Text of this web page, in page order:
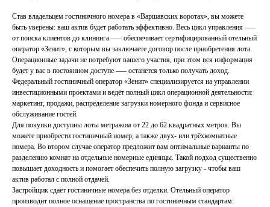
Став владельцем гостиничного номера в «Варшавских воротах», вы можете
быть уверены: ваш актив будет работать эффективно. Весь цикл управления —–
от поиска клиентов до клининга —– обеспечивает сертифицированный отельный
оператор «Зенит», с которым вы заключаете договор после приобретения лота.
Операционные задачи не потребуют вашего участия, при этом вся информация
будет у вас в постоянном доступе —– останется только получать доход.
Федеральный гостиничный оператор «Зенит» специализируется на управлении
инвестиционными проектами и ведёт полный цикл операционной деятельности:
маркетинг, продажи, распределение загрузки номерного фонда и сервисное
обслуживание гостей.
Для покупки доступны лоты метражом от 22 до 62 квадратных метров. Вы
можете приобрести гостиничный номер, а также двух- или трёхкомнатные
номера. Во втором случае оператор предложит вам оптимальные варианты по
разделению комнат на отдельные номерные единицы. Такой подход существенно
повышает доходность и помогает обеспечить полную загрузку - чтобы ваш
актив работал с полной отдачей.
Застройщик сдаёт гостиничные номера без отделки. Отельный оператор
производит полное оснащение пространства по гостиничным стандартам: